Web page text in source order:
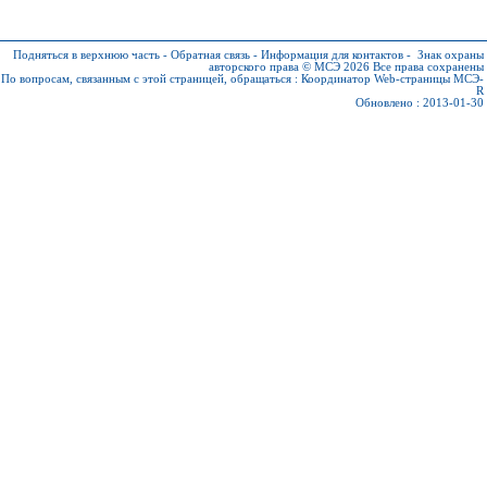
Подняться в верхнюю часть - Обратная связь - Информация для контактов - Знак охраны
авторского права © МСЭ 2026 Все права сохранены
По вопросам, связанным с этой страницей, обращаться : Координатор Web-страницы МСЭ-
R
Обновлено : 2013-01-30